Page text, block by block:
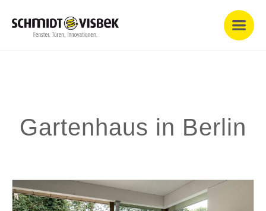
Gartenhaus in Berlin